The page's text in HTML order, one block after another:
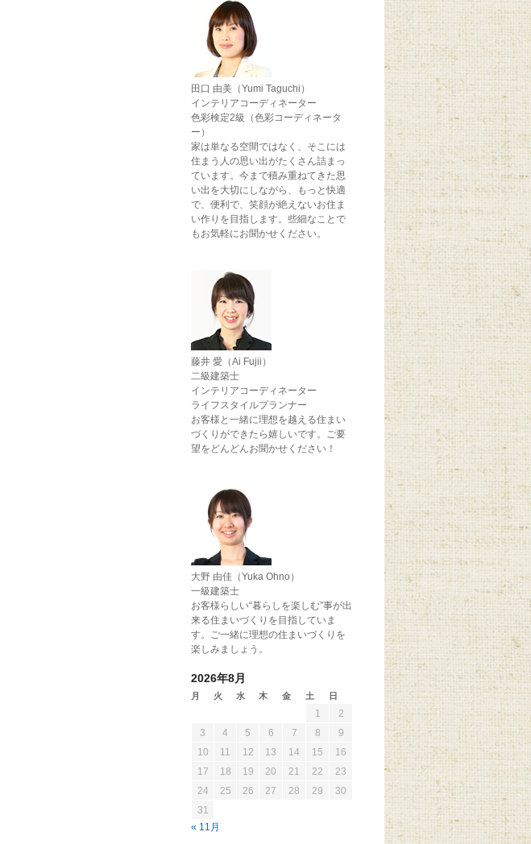
田口 由美（Yumi Taguchi）
インテリアコーディネーター
色彩検定2級（色彩コーディネータ
ー）
家は単なる空間ではなく、そこには
住まう人の思い出がたくさん詰まっ
ています。今まで積み重ねてきた思
い出を大切にしながら、もっと快適
で、便利で、笑顔が絶えないお住ま
い作りを目指します。些細なことで
もお気軽にお聞かせください。
藤井 愛（Ai Fujii）
二級建築士
インテリアコーディネーター
ライフスタイルプランナー
お客様と一緒に理想を越える住まい
づくりができたら嬉しいです。ご要
望をどんどんお聞かせください！
大野 由佳（Yuka Ohno）
一級建築士
お客様らしい“暮らしを楽しむ”事が出
来る住まいづくりを目指していま
す。ご一緒に理想の住まいづくりを
楽しみましょう。
2026年8月
月 火 水 木 金 土 日
« 11月
1
2
3
4 5 6 7 8
9
10
11 12 13 14 15
16
17
18 19 20 21 22
23
24
25 26 27 28 29
30
31